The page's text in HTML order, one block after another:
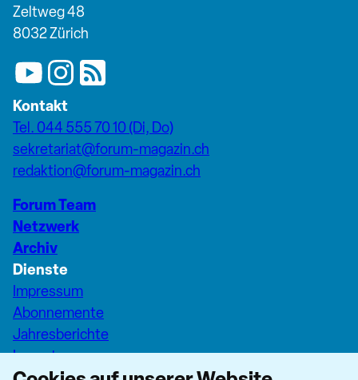
Zeltweg 48
8032 Zürich
Kontakt
Tel. 044 555 70 10 (Di, Do)
sekretariat@forum-magazin.ch
redaktion@forum-magazin.ch
Forum Team
Netzwerk
Archiv
Dienste
Impressum
Abonnemente
Jahresberichte
Inserate